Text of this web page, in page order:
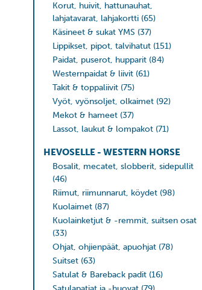
Korut, huivit, hattunauhat,
lahjatavarat, lahjakortti (65)
Käsineet & sukat YMS (37)
Lippikset, pipot, talvihatut (151)
Paidat, puserot, hupparit (84)
Westernpaidat & liivit (61)
Takit & toppaliivit (75)
Vyöt, vyönsoljet, olkaimet (92)
Mekot & hameet (37)
Lassot, laukut & lompakot (71)
HEVOSELLE - WESTERN HORSE
Bosalit, mecatet, slobberit, sidepullit
(46)
Riimut, riimunnarut, köydet (98)
Kuolaimet (87)
Kuolainketjut & -remmit, suitsen osat
(33)
Ohjat, ohjienpäät, apuohjat (78)
Suitset (63)
Satulat & Bareback padit (16)